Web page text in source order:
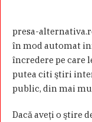
presa-
în mod automat
încredere pe care
putea citi ştiri
public, din mai
Dacă aveţi o ştire